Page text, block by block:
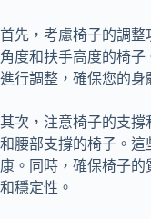
首先，考慮椅子的調
角度和扶手高度的椅
進行調整，確保您的身
其次，注意椅子的支
和腰部支撐的椅子。
康。同時，確保椅子
和穩定性。